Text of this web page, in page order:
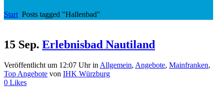
Start Posts tagged "Hallenbad"
15 Sep. Erlebnisbad Nautiland
Veröffentlicht um 12:07 Uhrin Allgemein, Angebote, Mainfranken,
Top Angebote von IHK Würzburg
0 Likes